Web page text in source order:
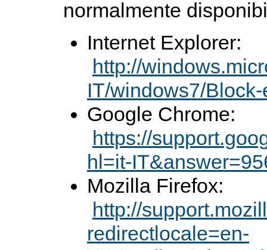
normalmente
Internet Explorer:
http://
IT/windows7/
Google Chrome:
https://
hl=it-
Mozilla Firefox:
http://
redirectlocale=en-